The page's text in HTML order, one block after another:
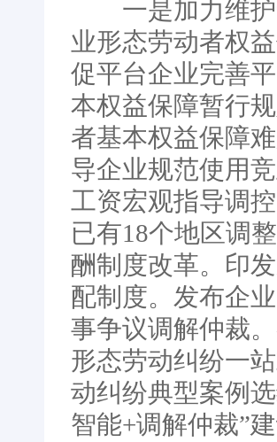
一是加力维护
业形态劳动者权
促平台企业完善
本权益保障暂行
者基本权益保障
导企业规范使用
工资宏观指导调
已有18个地区调
酬制度改革。印
配制度。发布企
事争议调解仲裁
形态劳动纠纷一
动纠纷典型案例
智能+调解仲裁”